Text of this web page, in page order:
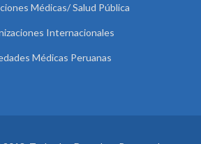
Médicas/ Salud Pública
Internacionales
Médicas Peruanas